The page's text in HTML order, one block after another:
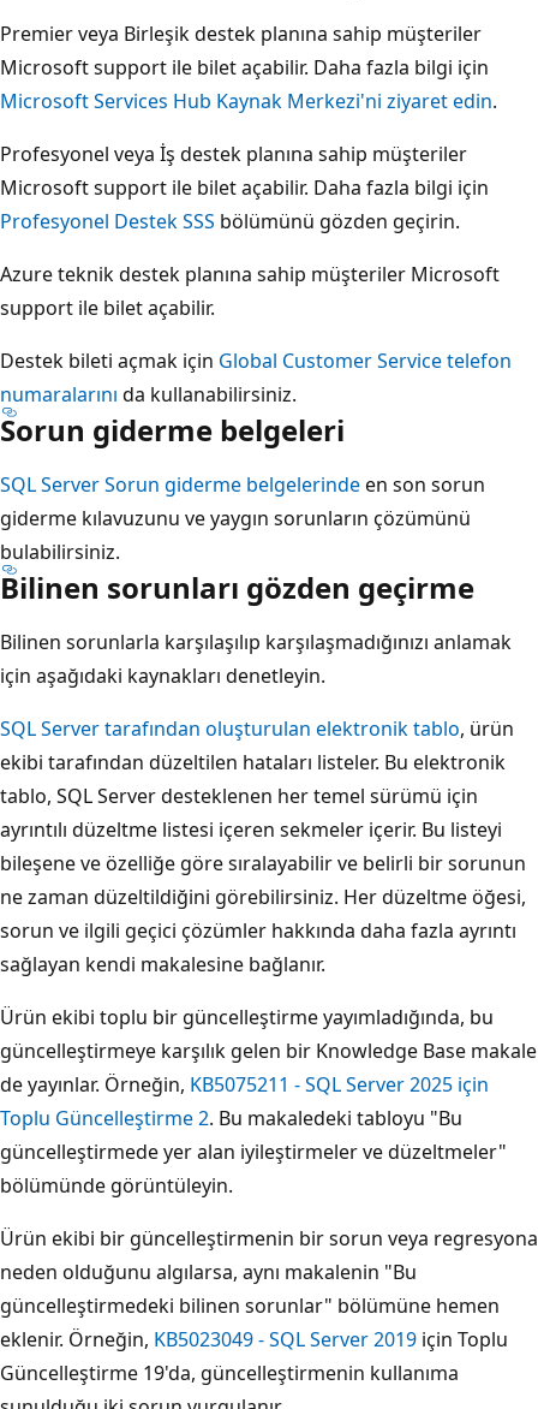
Premier veya Birleşik destek planına sahip müşteriler
Microsoft support ile bilet açabilir. Daha fazla bilgi için
Microsoft Services Hub Kaynak Merkezi'ni ziyaret edin.
Profesyonel veya İş destek planına sahip müşteriler
Microsoft support ile bilet açabilir. Daha fazla bilgi için
Profesyonel Destek SSS bölümünü gözden geçirin.
Azure teknik destek planına sahip müşteriler Microsoft
support ile bilet açabilir.
Destek bileti açmak için Global Customer Service telefon
numaralarını da kullanabilirsiniz.
Sorun giderme belgeleri
SQL Server Sorun giderme belgelerindeen son sorun
giderme kılavuzunu ve yaygın sorunların çözümünü
bulabilirsiniz.
Bilinen sorunları gözden geçirme
Bilinen sorunlarla karşılaşılıp karşılaşmadığınızı anlamak
için aşağıdaki kaynakları denetleyin.
SQL Server tarafından oluşturulan elektronik tablo, ürün
ekibi tarafından düzeltilen hataları listeler. Bu elektronik
tablo, SQL Server desteklenen her temel sürümü için
ayrıntılı düzeltme listesi içeren sekmeler içerir. Bu listeyi
bileşene ve özelliğe göre sıralayabilir ve belirli bir sorunun
ne zaman düzeltildiğini görebilirsiniz. Her düzeltme öğesi,
sorun ve ilgili geçici çözümler hakkında daha fazla ayrıntı
sağlayan kendi makalesine bağlanır.
Ürün ekibi toplu bir güncelleştirme yayımladığında, bu
güncelleştirmeye karşılık gelen bir Knowledge Base makale
de yayınlar. Örneğin, KB5075211 - SQL Server 2025 için
Toplu Güncelleştirme 2. Bu makaledeki tabloyu "Bu
güncelleştirmede yer alan iyileştirmeler ve düzeltmeler"
bölümünde görüntüleyin.
Ürün ekibi bir güncelleştirmenin bir sorun veya regresyona
neden olduğunu algılarsa, aynı makalenin "Bu
güncelleştirmedeki bilinen sorunlar" bölümüne hemen
eklenir. Örneğin, KB5023049 - SQL Server 2019 için Toplu
Güncelleştirme 19'da, güncelleştirmenin kullanıma